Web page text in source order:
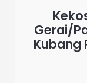
Gerai/
Kubang